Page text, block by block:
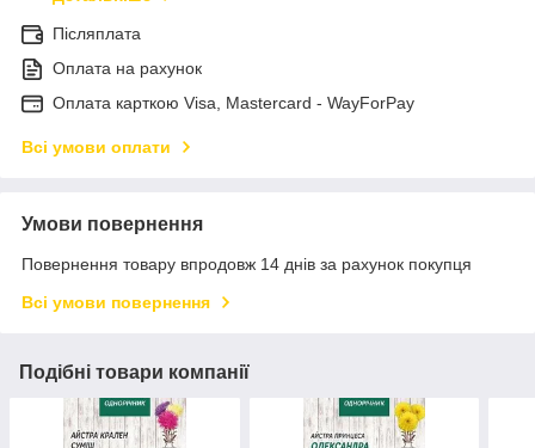
Післяплата
Оплата на рахунок
Оплата карткою Visa, Mastercard - WayForPay
Всі умови оплати
Умови повернення
Повернення товару впродовж 14 днів за рахунок покупця
Всі умови повернення
Подібні товари компанії